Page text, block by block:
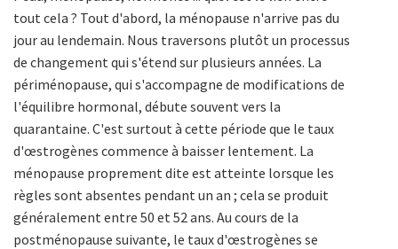
tout cela ? Tout d'abord, la ménopause n'arrive pas du
jour au lendemain. Nous traversons plutôt un processus
de changement qui s'étend sur plusieurs années. La
périménopause, qui s'accompagne de modifications de
l'équilibre hormonal, débute souvent vers la
quarantaine. C'est surtout à cette période que le taux
d'œstrogènes commence à baisser lentement. La
ménopause proprement dite est atteinte lorsque les
règles sont absentes pendant un an ; cela se produit
généralement entre 50 et 52 ans. Au cours de la
postménopause suivante, le taux d'œstrogènes se